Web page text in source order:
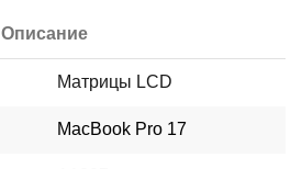
Описание
Матрицы LCD
MacBook Pro 17